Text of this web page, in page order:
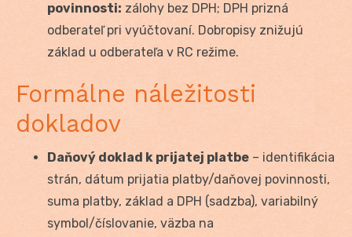
povinnosti: zálohy bez DPH; DPH prizná
odberateľ pri vyúčtovaní. Dobropisy znižujú
základ u odberateľa v RC režime.
Formálne náležitosti
dokladov
Daňový doklad k prijatej platbe – identifikácia
strán, dátum prijatia platby/daňovej povinnosti,
suma platby, základ a DPH (sadzba), variabilný
symbol/číslovanie, väzba na